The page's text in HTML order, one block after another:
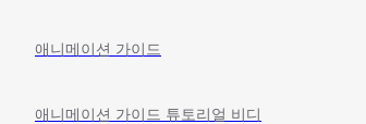
애니메이션 가이드
애니메이션 가이드 튜토리얼 비디